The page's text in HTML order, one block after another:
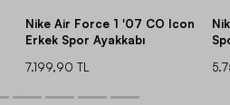
Nike Air Force 1 '07 CO Icon
Erkek Spor Ayakkabı
7.199,90 TL